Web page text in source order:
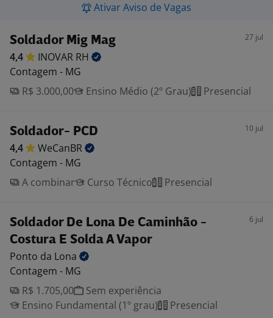
Ativar Aviso de Vagas
Soldador Mig Mag 27 jul
4,4 INOVAR RH
Contagem - MG
R$ 3.000,00
Ensino Médio (2º Grau) Presencial
Soldador- PCD 10 jul
4,4
WeCanBR
Contagem - MG
A combinar
Curso Técnico Presencial
Soldador De Lona De Caminhão -
Costura E Solda A Vapor
6 jul
Ponto da Lona
Contagem - MG
R$ 1.705,00
Sem experiência
Ensino Fundamental (1º grau)
Presencial